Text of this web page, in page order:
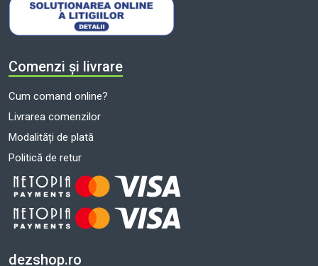
Comenzi și livrare
Cum comand online?
Livrarea comenzilor
Modalități de plată
Politică de retur
dezshop.ro